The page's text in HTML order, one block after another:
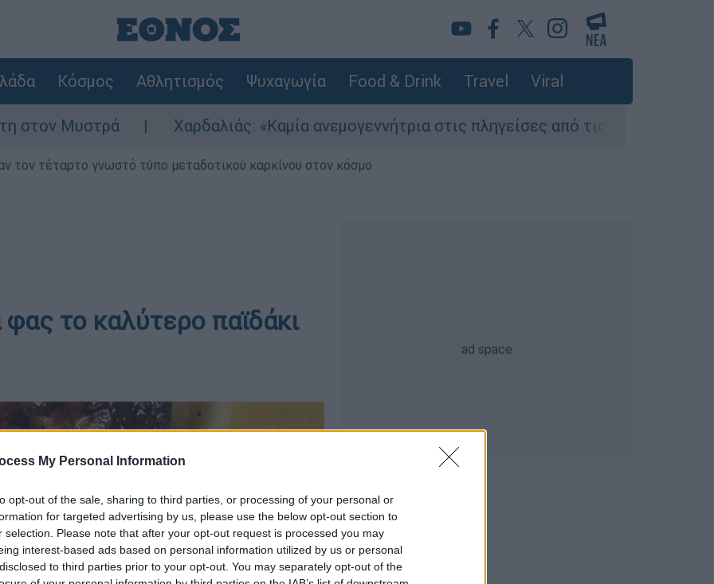
My Personal Information
opt-out of the sale, sharing to third parties, or processing of your personal or
for targeted advertising by us, please use the below opt-out section to
selection. Please note that after your opt-out request is processed you may
interest-based ads based on personal information utilized by us or personal
to third parties prior to your opt-out. You may separately opt-out of the
Κόσμος Αθλητισμός Ψυχαγωγία Food & Drink Travel Viral
Μυστρά Χαρδαλιάς: «Καμία ανεμογεννήτρια στις πληγείσες από τις πυρκαγιές περιοχές
τον τέταρτο γνωστό τύπο μεταδοτικού καρκίνου στον κόσμο
το καλύτερο παϊδάκι